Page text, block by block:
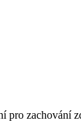
zachování